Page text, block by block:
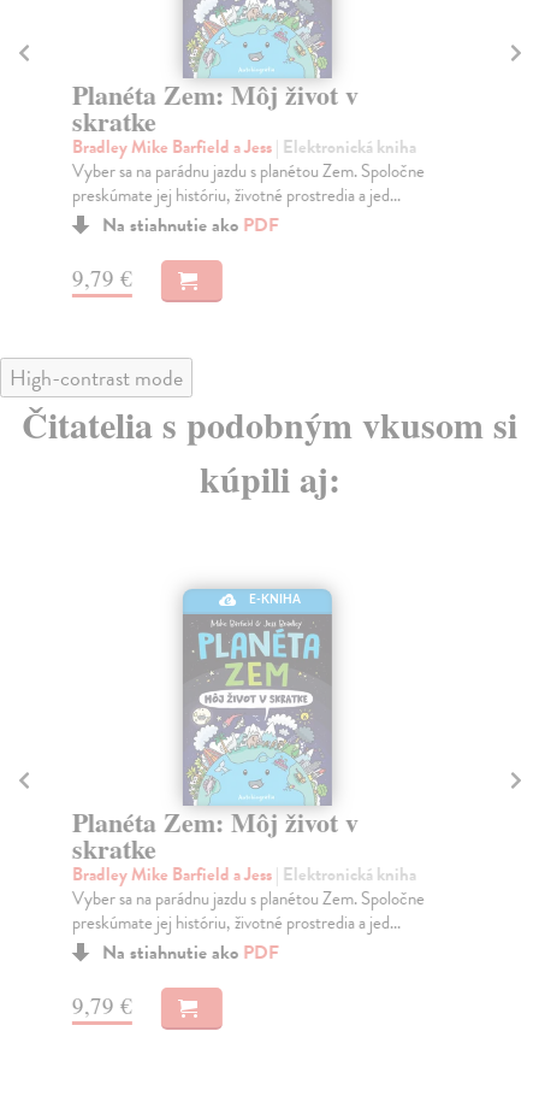
Planéta Zem: Môj život v
skratke
Bradley Mike Barfield a Jess| Elektronická kniha
Vyber sa na parádnu jazdu s planétou Zem. Spoločne
preskúmate jej históriu, životné prostredia a jed...
Na stiahnutie ako PDF
9,79 €
High-contrast mode
Čitatelia s podobným vkusom si
kúpili aj:
E-KNIHA
Planéta Zem: Môj život v
skratke
Bradley Mike Barfield a Jess| Elektronická kniha
Vyber sa na parádnu jazdu s planétou Zem. Spoločne
preskúmate jej históriu, životné prostredia a jed...
Na stiahnutie ako PDF
9,79 €